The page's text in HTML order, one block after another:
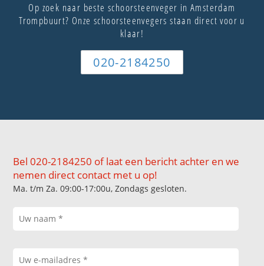
Op zoek naar beste schoorsteenveger in Amsterdam
Trompbuurt? Onze schoorsteenvegers staan direct voor u
klaar!
020-2184250
Bel 020-2184250 of laat een bericht achter en we
nemen direct contact met u op!
Ma. t/m Za. 09:00-17:00u, Zondags gesloten.